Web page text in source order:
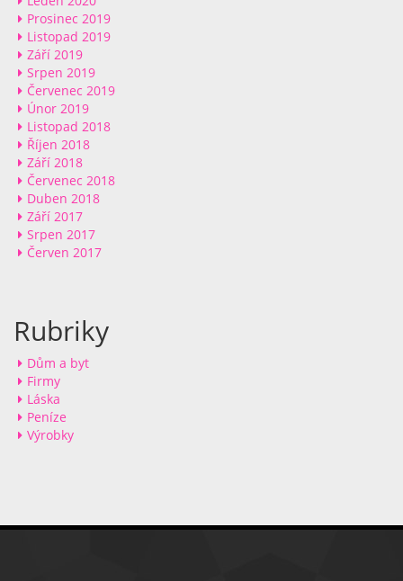
Prosinec 2019
Listopad 2019
Září 2019
Srpen 2019
Červenec 2019
Únor 2019
Listopad 2018
Říjen 2018
Září 2018
Červenec 2018
Duben 2018
Září 2017
Srpen 2017
Červen 2017
Rubriky
Dům a byt
Firmy
Láska
Peníze
Výrobky